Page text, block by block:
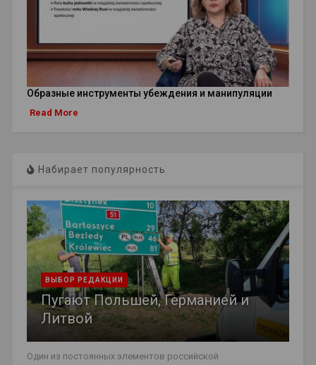
Образные инструменты убеждения и манипуляции
Read More
Набирает популярность
ВЫБОР РЕДАКЦИИ
Пугают Польшей, Германией и
Литвой
Один из постоянных элементов российской